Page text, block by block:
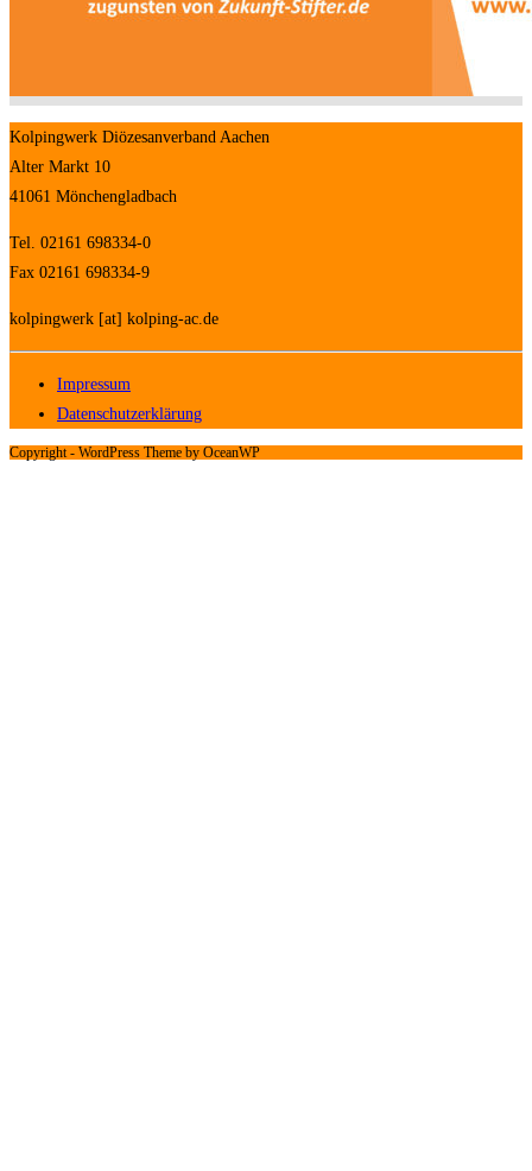
Kolpingwerk Diözesanverband Aachen
Alter Markt 10
41061 Mönchengladbach
Tel. 02161 698334-0
Fax 02161 698334-9
kolpingwerk [at] kolping-ac.de
Impressum
Datenschutzerklärung
Copyright - WordPress Theme by OceanWP